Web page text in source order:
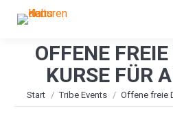
OFFENE
KURSE FÜR
Sie befinden sich hier:
Start Tribe Events Offene freie